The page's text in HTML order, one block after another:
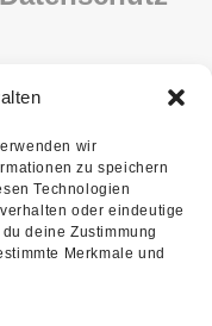
wir
zu speichern
Technologien
oder eindeutige
deine Zustimmung
Merkmale und